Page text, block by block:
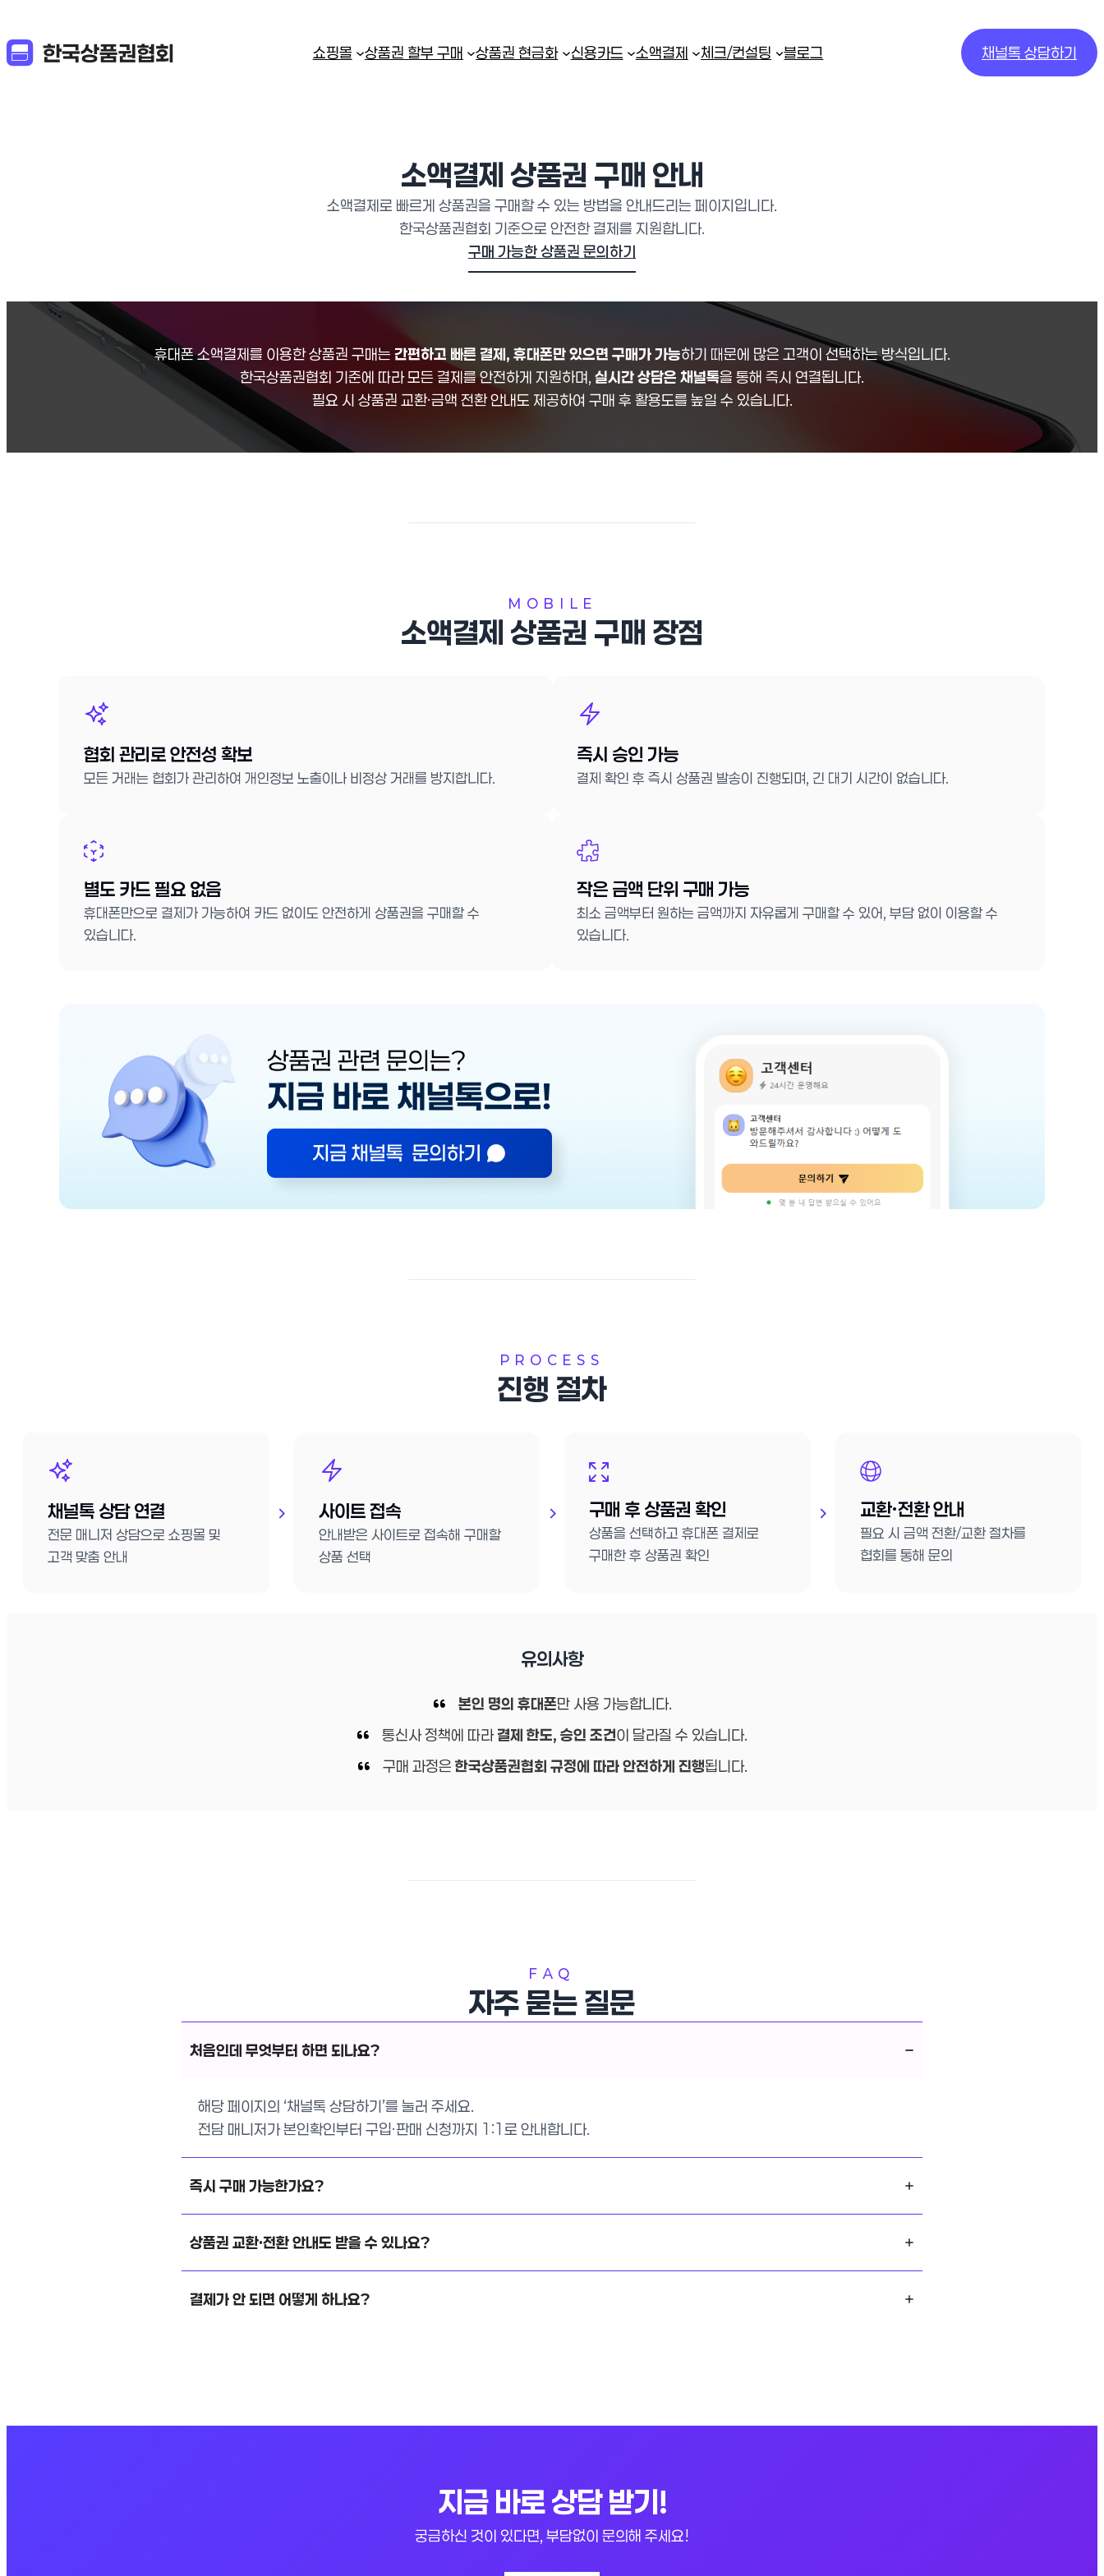
쇼핑몰 상품권 할부 구매 상품권 현금화 신용카드 소액결제 체크/컨설팅 블로그 채널톡 상담하기
소액결제 상품권 구매 안내
소액결제로 빠르게 상품권을 구매할 수 있는 방법을 안내드리는 페이지입니다.
한국상품권협회 기준으로 안전한 결제를 지원합니다.
구매 가능한 상품권 문의하기
휴대폰 소액결제를 이용한 상품권 구매는 간편하고 빠른 결제, 휴대폰만 있으면 구매가 가능하기 때문에 많은 고객이 선택하는 방식입니다.
한국상품권협회 기준에 따라 모든 결제를 안전하게 지원하며, 실시간 상담은 채널톡을 통해 즉시 연결됩니다.
필요 시 상품권 교환·금액 전환 안내도 제공하여 구매 후 활용도를 높일 수 있습니다.
MOBILE
소액결제 상품권 구매 장점
협회 관리로 안전성 확보
모든 거래는 협회가 관리하여 개인정보 노출이나 비정상 거래를 방지합니다.
즉시 승인 가능
결제 확인 후 즉시 상품권 발송이 진행되며, 긴 대기 시간이 없습니다.
별도 카드 필요 없음
휴대폰만으로 결제가 가능하여 카드 없이도 안전하게 상품권을 구매할 수
있습니다.
작은 금액 단위 구매 가능
최소 금액부터 원하는 금액까지 자유롭게 구매할 수 있어, 부담 없이 이용할 수
있습니다.
PROCESS
진행 절차
채널톡 상담 연결
전문 매니저 상담으로 쇼핑몰 및
고객 맞춤 안내
사이트 접속
안내받은 사이트로 접속해 구매할
상품 선택
구매 후 상품권 확인
상품을 선택하고 휴대폰 결제로
구매한 후 상품권 확인
교환·전환 안내
필요 시 금액 전환/교환 절차를
협회를 통해 문의
유의사항
본인 명의 휴대폰만 사용 가능합니다.
통신사 정책에 따라결제 한도, 승인 조건이 달라질 수 있습니다.
구매 과정은 한국상품권협회 규정에 따라 안전하게 진행됩니다.
FAQ
자주 묻는 질문
처음인데 무엇부터 하면 되나요?
해당 페이지의 ‘채널톡 상담하기’를 눌러 주세요.
전담 매니저가 본인확인부터 구입·판매 신청까지 1:1로 안내합니다.
즉시 구매 가능한가요?
상품권 교환·전환 안내도 받을 수 있나요?
결제가 안 되면 어떻게 하나요?
지금 바로 상담 받기!
궁금하신 것이 있다면, 부담없이 문의해 주세요!